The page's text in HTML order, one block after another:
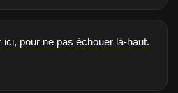
pour ne pas échouer là-haut.